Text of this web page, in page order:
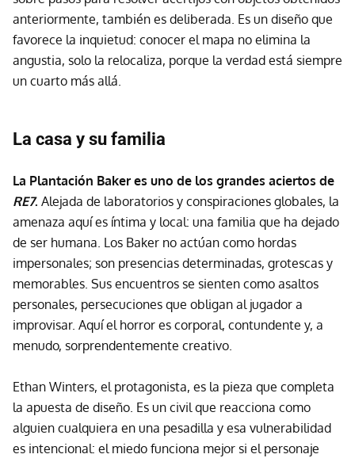
anteriormente, también es deliberada. Es un diseño que
favorece la inquietud: conocer el mapa no elimina la
angustia, solo la relocaliza, porque la verdad está siempre
un cuarto más allá.
La casa y su familia
La Plantación Baker es uno de los grandes aciertos de
RE7. Alejada de laboratorios y conspiraciones globales, la
amenaza aquí es íntima y local: una familia que ha dejado
de ser humana. Los Baker no actúan como hordas
impersonales; son presencias determinadas, grotescas y
memorables. Sus encuentros se sienten como asaltos
personales, persecuciones que obligan al jugador a
improvisar. Aquí el horror es corporal, contundente y, a
menudo, sorprendentemente creativo.
Ethan Winters, el protagonista, es la pieza que completa
la apuesta de diseño. Es un civil que reacciona como
alguien cualquiera en una pesadilla y esa vulnerabilidad
es intencional: el miedo funciona mejor si el personaje